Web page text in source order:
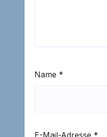
Name *